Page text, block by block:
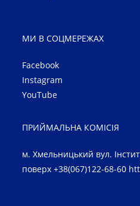
МИ В СОЦМЕРЕЖАХ
Facebook
Instagram
YouTube
ПРИЙМАЛЬНА КОМІСІЯ
м. Хмельницький вул.
поверх +38(067)122-68-60